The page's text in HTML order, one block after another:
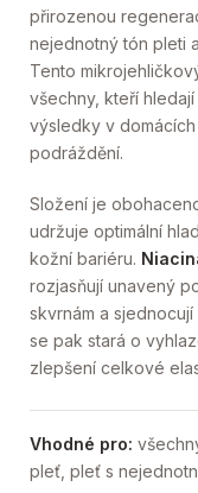
přirozenou
nejednotný tón pleti
Tento
všechny, kteří
výsledky v
podráždění.
Složení je
udržuje optimální
kožní bariéru.
rozjasňují unavený
skvrnám a
se pak stará o
zlepšení celkové
Vhodné pro:
pleť, pleť s